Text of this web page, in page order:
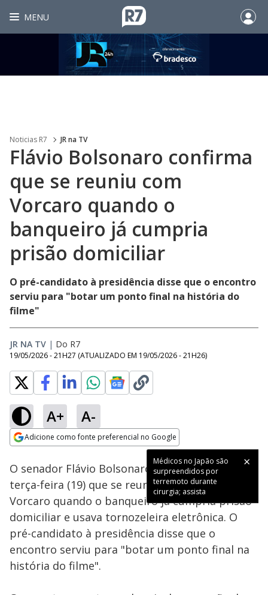
MENU
Noticias R7 JR na TV
Flávio Bolsonaro confirma
que se reuniu com
Vorcaro quando o
banqueiro já cumpria
prisão domiciliar
O pré-candidato à presidência disse que o encontro
serviu para "botar um ponto final na história do
filme"
JR NA TV | Do R7
19/05/2026 - 21H27 (ATUALIZADO EM 19/05/2026 - 21H26)
A+ A-
Adicione como fonte preferencial no Google
Médicos no Japão são
surpreendidos por
terremoto durante
cirurgia; assista
Ativar
Loaded
64.15%
O senador Flávio Bolsonaro confirmou nesta
terça-feira (19) que se reuniu com Daniel
Vorcaro quando o banqueiro já cumpria prisão
domiciliar e usava tornozeleira eletrônica. O
pré-candidato à presidência disse que o
encontro serviu para "botar um ponto final na
história do filme".